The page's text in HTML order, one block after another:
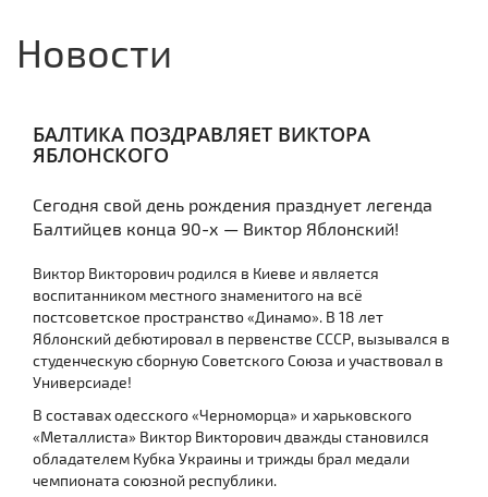
Новости
БАЛТИКА ПОЗДРАВЛЯЕТ ВИКТОРА
ЯБЛОНСКОГО
Сегодня свой день рождения празднует легенда
Балтийцев конца 90-х — Виктор Яблонский!
Виктор Викторович родился в Киеве и является
воспитанником местного знаменитого на всё
постсоветское пространство «Динамо». В 18 лет
Яблонский дебютировал в первенстве СССР, вызывался в
студенческую сборную Советского Союза и участвовал в
Универсиаде!
В составах одесского «Черноморца» и харьковского
«Металлиста» Виктор Викторович дважды становился
обладателем Кубка Украины и трижды брал медали
чемпионата союзной республики.